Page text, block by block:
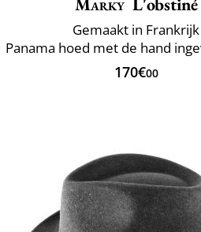
Gemaakt in Frankrijk
170€00